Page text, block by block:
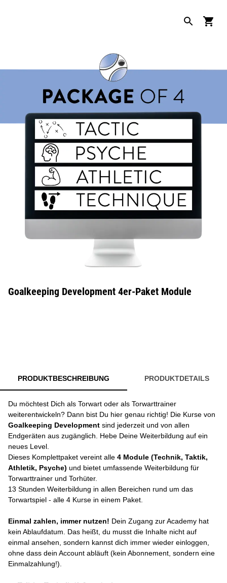
Goalkeeping Development 4er-Paket Module
PRODUKTBESCHREIBUNG PRODUKTDETAILS
Du möchtest Dich als Torwart oder als Torwarttrainer
weiterentwickeln? Dann bist Du hier genau richtig! Die Kurse von
Goalkeeping Development sind jederzeit und von allen
Endgeräten aus zugänglich. Hebe Deine Weiterbildung auf ein
neues Level.
Dieses Komplettpaket vereint alle 4 Module (Technik, Taktik,
Athletik, Psyche) und bietet umfassende Weiterbildung für
Torwarttrainer und Torhüter.
13 Stunden Weiterbildung in allen Bereichen rund um das
Torwartspiel - alle 4 Kurse in einem Paket.
Einmal zahlen, immer nutzen! Dein Zugang zur Academy hat
kein Ablaufdatum. Das heißt, du musst die Inhalte nicht auf
einmal ansehen, sondern kannst dich immer wieder einloggen,
ohne dass dein Account abläuft (kein Abonnement, sondern eine
Einmalzahlung!).